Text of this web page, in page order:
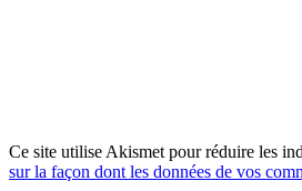
Ce site utilise Akismet pour réduire les
sur la façon dont les données de vos